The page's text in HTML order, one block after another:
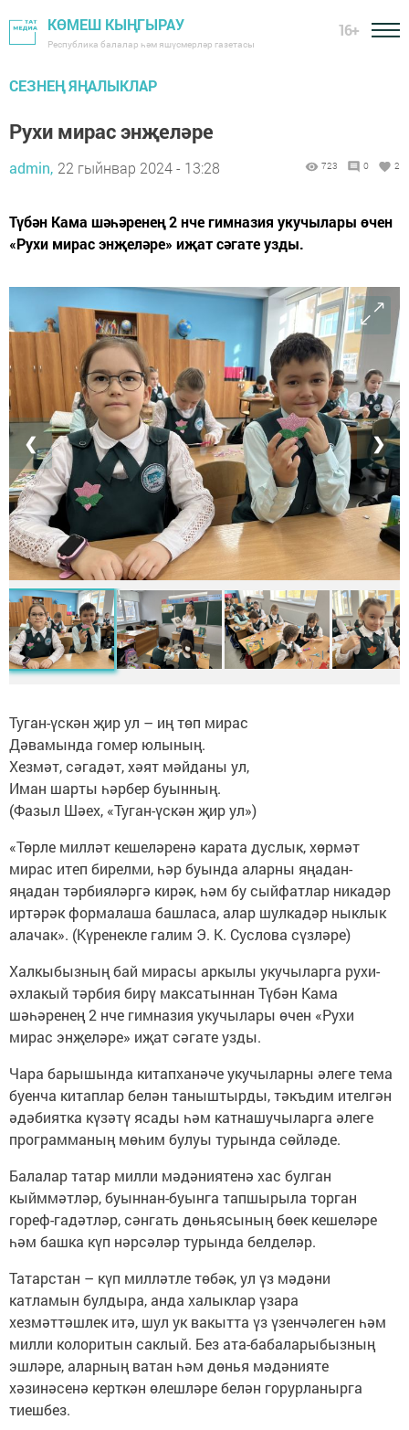
КӨМЕШ КЫҢГЫРАУ
Республика балалар һәм яшүсмерләр газетасы
16+
СЕЗНЕҢ ЯҢАЛЫКЛАР
Рухи мирас энҗеләре
admin, 22 гыйнвар 2024 - 13:28 723 0 2
Түбән Кама шәһәренең 2 нче гимназия укучылары өчен
«Рухи мирас энҗеләре» иҗат сәгате узды.
❮ ❯
Туган-үскән җир ул – иң төп мирас
Дәвамында гомер юлының.
Хезмәт, сәгадәт, хәят мәйданы ул,
Иман шарты һәрбер буынның.
(Фазыл Шәех, «Туган-үскән җир ул»)
«Төрле милләт кешеләренә карата дуслык, хөрмәт
мирас итеп бирелми, һәр буында аларны яңадан-
яңадан тәрбияләргә кирәк, һәм бу сыйфатлар никадәр
иртәрәк формалаша башласа, алар шулкадәр ныклык
алачак». (Күренекле галим Э. К. Суслова сүзләре)
Халкыбызның бай мирасы аркылы укучыларга рухи-
әхлакый тәрбия бирү максатыннан Түбән Кама
шәһәренең 2 нче гимназия укучылары өчен «Рухи
мирас энҗеләре» иҗат сәгате узды.
Чара барышында китапханәче укучыларны әлеге тема
буенча китаплар белән таныштырды, тәкъдим ителгән
әдәбиятка күзәтү ясады һәм катнашучыларга әлеге
программаның мөһим булуы турында сөйләде.
Балалар татар милли мәдәниятенә хас булган
кыйммәтләр, буыннан-буынга тапшырыла торган
гореф-гадәтләр, сәнгать дөньясының бөек кешеләре
һәм башка күп нәрсәләр турында белделәр.
Татарстан – күп милләтле төбәк, ул үз мәдәни
катламын булдыра, анда халыклар үзара
хезмәттәшлек итә, шул ук вакытта үз үзенчәлеген һәм
милли колоритын саклый. Без ата-бабаларыбызның
эшләре, аларның ватан һәм дөнья мәдәнияте
хәзинәсенә керткән өлешләре белән горурланырга
тиешбез.